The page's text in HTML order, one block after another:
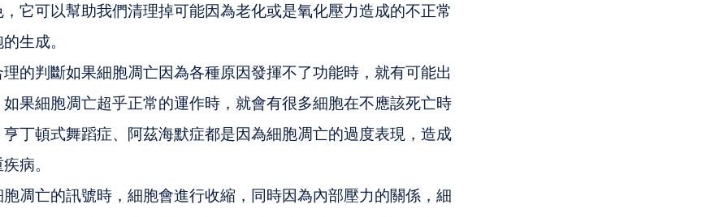
它可以幫助我們清理掉可能因為老化或是氧化壓力造成的不正常
生成。
判斷如果細胞凋亡因為各種原因發揮不了功能時，就有可能出
果細胞凋亡超乎正常的運作時，就會有很多細胞在不應該死亡時
丁頓式舞蹈症、阿茲海默症都是因為細胞凋亡的過度表現，造成
病。
亡的訊號時，細胞會進行收縮，同時因為內部壓力的關係，細